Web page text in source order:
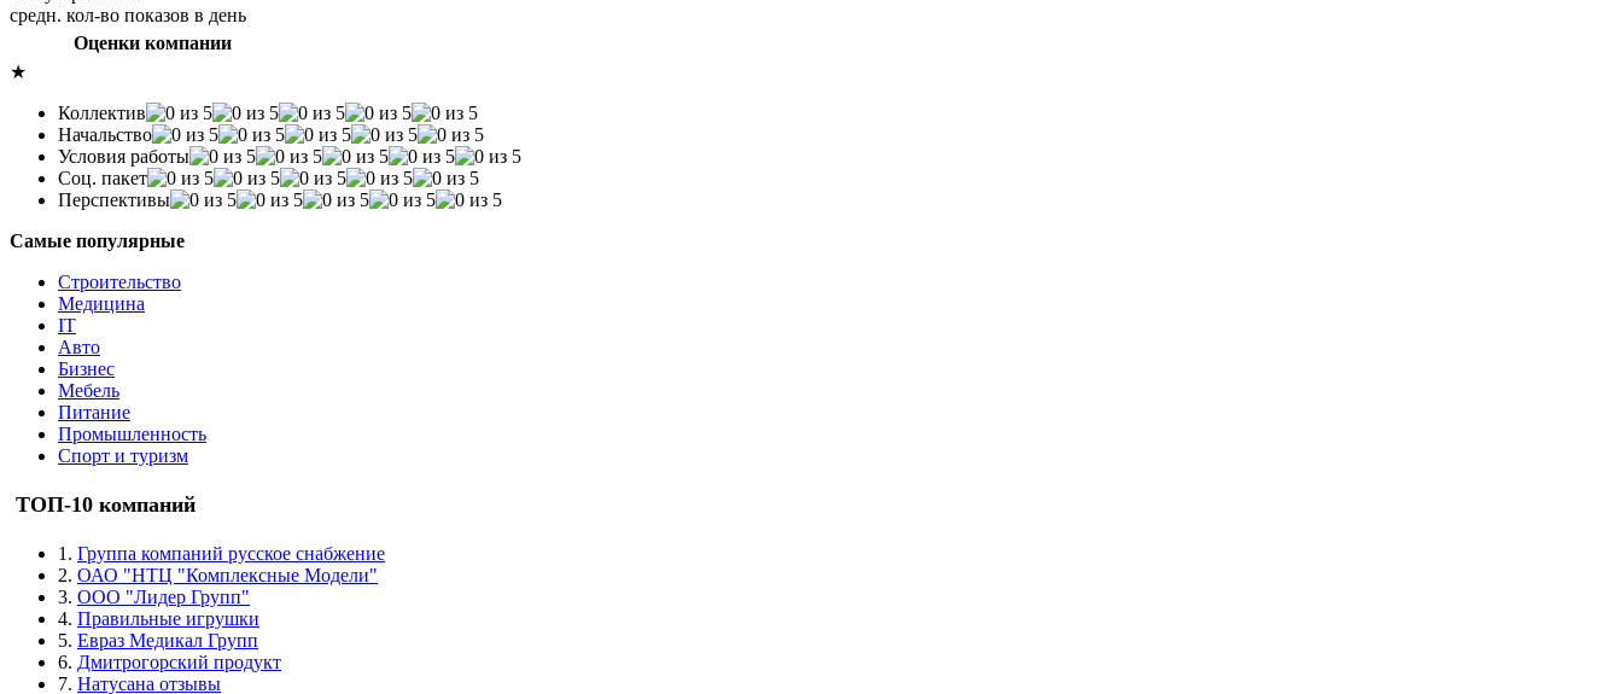
средн. кол-во показов в день
Оценки компании
★
Коллектив
Начальство
Условия работы
Соц. пакет
Перспективы
Самые популярные
Строительство
Медицина
IT
Авто
Бизнес
Мебель
Питание
Промышленность
Спорт и туризм
ТОП-10 компаний
1. Группа компаний русское снабжение
2. ОАО "НТЦ "Комплексные Модели"
3. ООО "Лидер Групп"
4. Правильные игрушки
5. Евраз Медикал Групп
6. Дмитрогорский продукт
7. Натусана отзывы